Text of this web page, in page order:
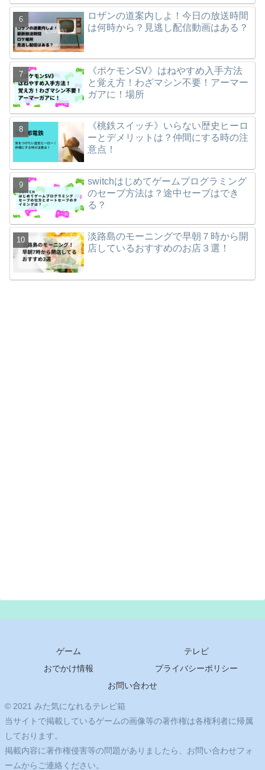
ロザンの道案内しよ！今日の放送時間
は何時から？見逃し配信動画はある？
《ポケモンSV》はねやすめ入手方法
と覚え方！わざマシン不要！アーマー
ガアに！場所
《桃鉄スイッチ》いらない歴史ヒーロ
ーとデメリットは？仲間にする時の注
意点！
switchはじめてゲームプログラミング
のセーブ方法は？途中セーブはでき
る？
淡路島のモーニングで早朝７時から開
店しているおすすめのお店３選！
ゲーム
テレビ
おでかけ情報
プライバシーポリシー
お問い合わせ
© 2021 みた気になれるテレビ箱
当サイトで掲載しているゲームの画像等の著作権は各権利者に帰属
しております。
掲載内容に著作権侵害等の問題がありましたら、お問い合わせフォ
ームからご連絡ください。